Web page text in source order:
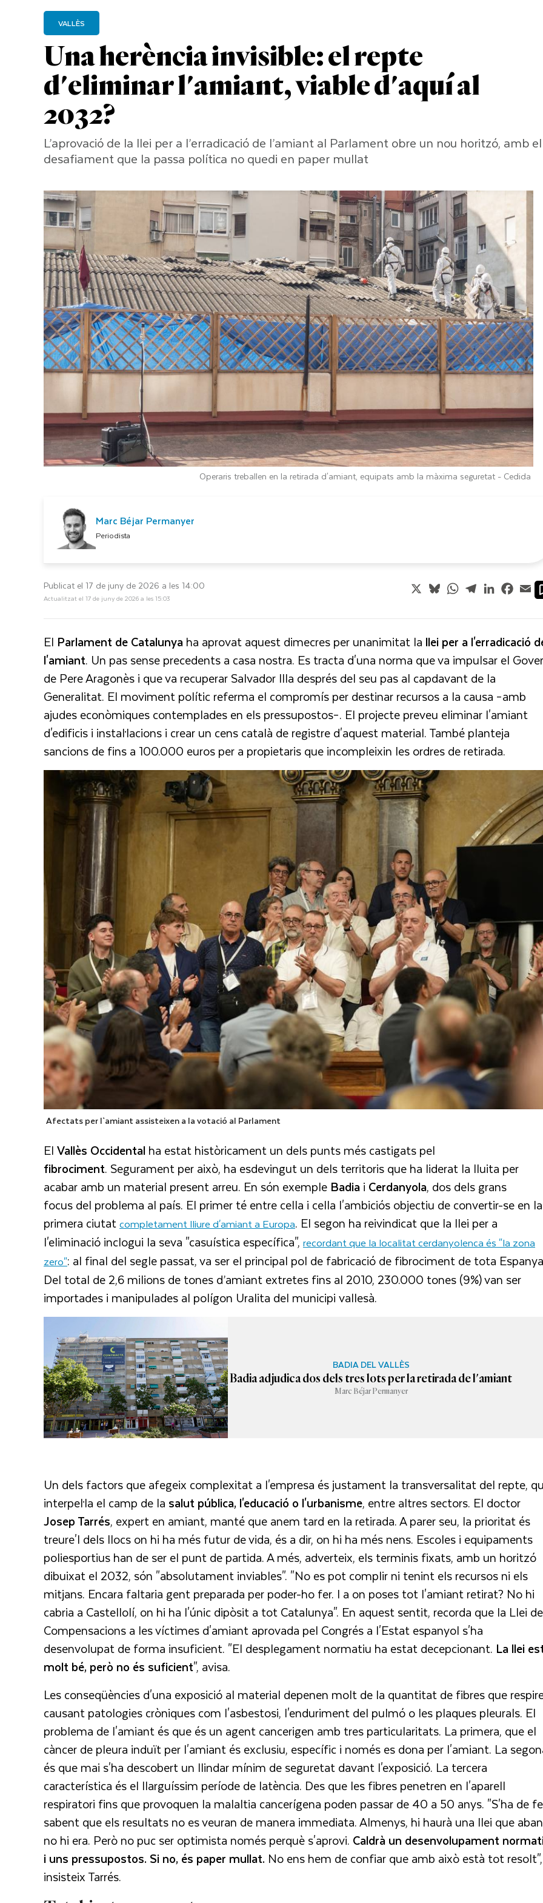
Una herència invisible: el repte
d'eliminar l'amiant, viable d'aquí al
2032?
VALLÈS
L’aprovació de la llei per a l’erradicació de l’amiant al Parlament obre un nou horitzó, amb el
desafiament que la passa política no quedi en paper mullat
Operaris treballen en la retirada d'amiant, equipats amb la màxima seguretat - Cedida
Marc Béjar Permanyer
Periodista
Publicat el 17 de juny de 2026 a les 14:00
Actualitzat el 17 de juny de 2026 a les 15:03
X BlueskyWhatsApp
TelegramLinkedIn
El Parlament de Catalunyaha aprovat aquest dimecres per unanimitat la llei per a l'erradicació
l'amiant. Un pas sense precedents a casa nostra. Es tracta d'una norma que va impulsar el
de Pere Aragonès i que va recuperar Salvador Illa després del seu pas al capdavant de la
Generalitat. El moviment polític referma el compromís per destinar recursos a la causa –amb
ajudes econòmiques contemplades en els pressupostos–. El projecte preveu eliminar l'amiant
d'edificis i instal·lacions i crear un cens català de registre d'aquest material. També planteja
sancions de fins a 100.000 euros per a propietaris que incompleixin les ordres de retirada.
Afectats per l`amiant assisteixen a la votació al Parlament
ElVallès Occidentalha estat històricament un dels punts més castigats pel
fibrociment. Segurament per això, ha esdevingut un dels territoris que ha liderat la lluita per
acabar amb un material present arreu. En són exemple Badiai Cerdanyola, dos dels grans
focus del problema al país. El primer té entre cella i cella l'ambiciós objectiu de convertir-se en la
primera ciutatcompletament lliure d'amiant a Europa. El segon ha reivindicat que la llei per a
l'eliminació inclogui la seva "casuística específica", recordant que la localitat cerdanyolenca és "la zona
zero": al final del segle passat, va ser el principal pol de fabricació de fibrociment de tota
Del total de 2,6 milions de tones d’amiant extretes fins al 2010, 230.000 tones (9%) van ser
importades i manipulades al polígon Uralita del municipi vallesà.
BADIA DEL VALLÈS
Badia adjudica dos dels tres lots per la retirada de l'amiant
Marc Béjar Permanyer
Un dels factors que afegeix complexitat a l'empresa és justament la transversalitat del repte,
interpel·la el camp de la salut pública, l'educació o l'urbanisme, entre altres sectors. El doctor
Josep Tarrés, expert en amiant, manté que anem tard en la retirada. A parer seu, la prioritat és
treure'l dels llocs on hi ha més futur de vida, és a dir, on hi ha més nens. Escoles i equipaments
poliesportius han de ser el punt de partida. A més, adverteix, els terminis fixats, amb un horitzó
dibuixat el 2032, són "absolutament inviables". "No es pot complir ni tenint els recursos ni els
mitjans. Encara faltaria gent preparada per poder-ho fer. I a on poses tot l'amiant retirat? No hi
cabria a Castellolí, on hi ha l'únic dipòsit a tot Catalunya". En aquest sentit, recorda que la Llei de
Compensacions a les víctimes d'amiant aprovada pel Congrés a l'Estat espanyol s'ha
desenvolupat de forma insuficient. "El desplegament normatiu ha estat decepcionant. La llei
molt bé, però no és suficient", avisa.
Les conseqüències d'una exposició al material depenen molt de la quantitat de fibres que
causant patologies cròniques com l'asbestosi, l'enduriment del pulmó o les plaques pleurals. El
problema de l'amiant és que és un agent cancerigen amb tres particularitats. La primera, que el
càncer de pleura induït per l'amiant és exclusiu, específic i només es dona per l'amiant. La
és que mai s'ha descobert un llindar mínim de seguretat davant l'exposició. La tercera
característica és el llarguíssim període de latència. Des que les fibres penetren en l'aparell
respiratori fins que provoquen la malaltia cancerígena poden passar de 40 a 50 anys. "S'ha de
sabent que els resultats no es veuran de manera immediata. Almenys, hi haurà una llei que
no hi era. Però no puc ser optimista només perquè s'aprovi. Caldrà un desenvolupament
i uns pressupostos. Si no, és paper mullat. No ens hem de confiar que amb això està tot resolt",
insisteix Tarrés.